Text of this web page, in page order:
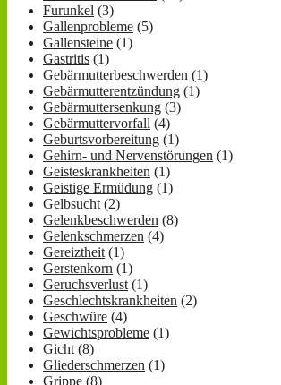
Furunkel (3)
Gallenprobleme (5)
Gallensteine (1)
Gastritis (1)
Gebärmutterbeschwerden (1)
Gebärmutterentzündung (1)
Gebärmuttersenkung (3)
Gebärmuttervorfall (4)
Geburtsvorbereitung (1)
Gehirn- und Nervenstörungen (1)
Geisteskrankheiten (1)
Geistige Ermüdung (1)
Gelbsucht (2)
Gelenkbeschwerden (8)
Gelenkschmerzen (4)
Gereiztheit (1)
Gerstenkorn (1)
Geruchsverlust (1)
Geschlechtskrankheiten (2)
Geschwüre (4)
Gewichtsprobleme (1)
Gicht (8)
Gliederschmerzen (1)
Grippe (8)